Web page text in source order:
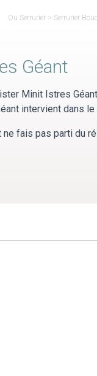
Ou Serrurier > Serrurier
Géant
Minit Istres
intervient dans
fais pas parti du